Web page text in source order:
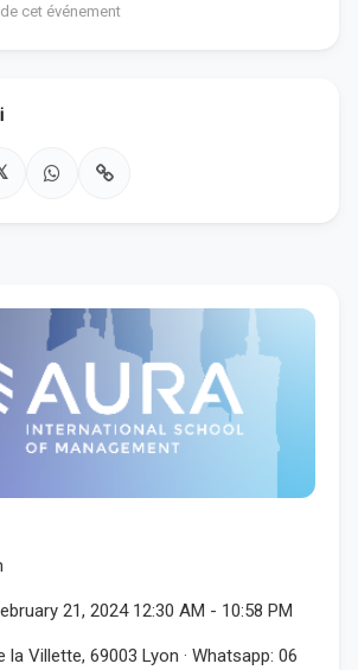
21, 2024 12:30 AM - 10:58 PM
la Villette, 69003 Lyon · Whatsapp: 06
cet événement